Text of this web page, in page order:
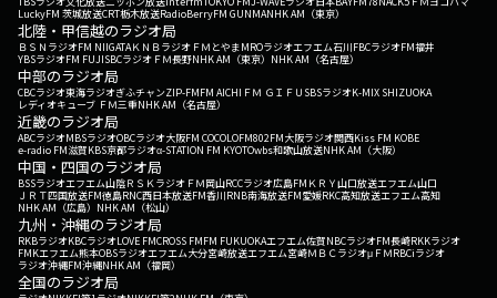
LuckyFM 茨城放送CRT栃木放送RadioBerryFM GUNMANHK AM（東京）
北陸・甲信越のラジオ局
ＢＳＮラジオFM NIIGATAＫＮＢラジオ ＦＭとやまMROラジオエフエム石川FBCラジオFM福井
YBSラジオFM FUJISBCラジオ ＦＭ長野NHK AM（東京） NHK AM（名古屋）
中部のラジオ局
CBCラジオ東海ラジオぎふチャンZIP-FMFM AICHI ＦＭ ＧＩＦＵ SBSラジオK-MIX SHIZUOKA
レディオキューブ ＦＭ三重NHK AM（名古屋）
近畿のラジオ局
ABCラジオMBSラジオOBCラジオ大阪FM COCOLOFM802FM大阪ラジオ関西Kiss FM KOBE
e-radio FM滋賀KBS京都ラジオα-STATION FM KYOTOwbs和歌山放送NHK AM（大阪）
中国・四国のラジオ局
BSSラジオエフエム山陰ＲＳＫラジオ ＦＭ岡山RCCラジオ広島FM ＫＲＹ山口放送エフエム山口
ＪＲＴ四国放送FM徳島RNC西日本放送FM香川RNB南海放送FM愛媛RKC高知放送エフエム高知
NHK AM（広島） NHK AM（松山）
九州・沖縄のラジオ局
RKBラジオKBCラジオLOVE FMCROSS FMFM FUKUOKAエフエム佐賀NBCラジオFM長崎RKKラジオ
FMKエフエム熊本OBSラジオエフエム大分宮崎放送エフエム宮崎ＭＢＣラジオμＦＭRBCiラジオ
ラジオ沖縄FM沖縄NHK AM（福岡）
全国のラジオ局